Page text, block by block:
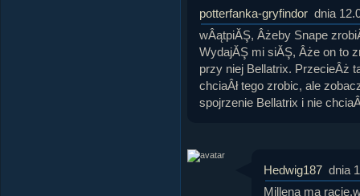
potterfanka-gryfindor dnia
wÂątpiĂŞ, Âżeby Snape
WydajĂŞ mi siĂŞ, Âże on to
przy niej Bellatrix. PrzecieÂż
chciaÂł tego zrobic, ale
spojrzenie Bellatrix i nie
Hedwig187 dnia
Millena ma